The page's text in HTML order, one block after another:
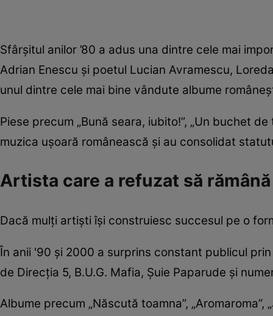
Sfârșitul anilor ’80 a adus una dintre cele mai
Adrian Enescu și poetul Lucian Avramescu,
unul dintre cele mai bine vândute albume
Piese precum „Bună seara, iubito!”, „Un buchet
muzica ușoară românească și au consolidat
Artista care a refuzat să
Dacă mulți artiști își construiesc succesul pe o
În anii '90 și 2000 a surprins constant publicul
de Direcția 5, B.U.G. Mafia, Șuie Paparude și
Albume precum „Născută toamna”, „Aromaroma”,